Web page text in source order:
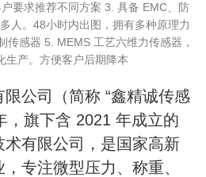
要求推荐不同方案 3. 具备 EMC、防
人。48小时内出图，拥有多种原理力
传感器 5. MEMS 工艺六维力传感器，
生产。方便客户后期降本
公司（简称 “鑫精诚传感
，旗下含 2021 年成立的
有限公司，是国家高新
专注微型压力、称重、